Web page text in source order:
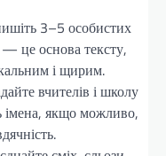
3–5 особистих
це основа тексту,
і щирим.
вчителів і школу
імена, якщо можливо,